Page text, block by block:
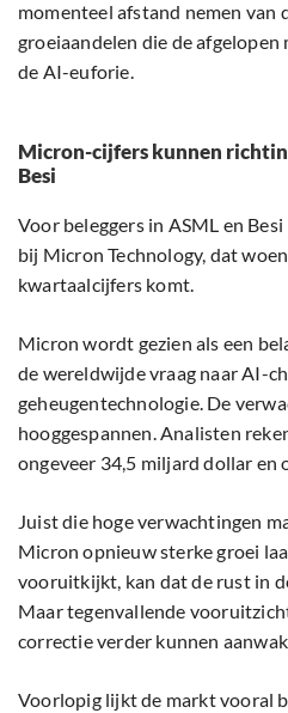
momenteel afstand nemen van
groeiaandelen die de
de AI-euforie.
Micron-cijfers kunnen
Besi
Voor beleggers in ASML en
bij Micron Technology, dat
kwartaalcijfers komt.
Micron wordt gezien als een
de wereldwijde vraag naar AI-
geheugentechnologie. De
hooggespannen. Analisten
ongeveer 34,5 miljard dollar en
Juist die hoge verwachtingen
Micron opnieuw sterke groei
vooruitkijkt, kan dat de rust in
Maar tegenvallende
correctie verder kunnen
Voorlopig lijkt de markt vooral